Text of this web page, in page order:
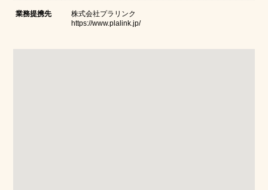
業務提携先
株式会社プラリンク
https://www.plalink.jp/